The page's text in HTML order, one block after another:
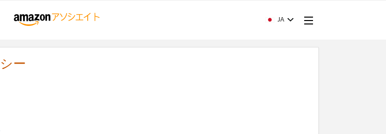
JA
ー